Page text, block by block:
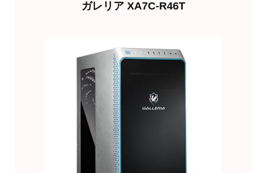
ガレリア XA7C-R46T